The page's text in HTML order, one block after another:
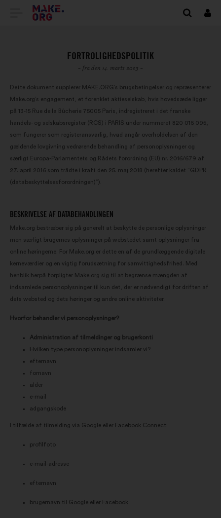
TILBAGE
MAKE.ORG’S
STARTSIDE
Log
FORTROLIGHEDSPOLITIK
- fra den 14. marts 2023 -
Dette dokument supplerer MAKE.ORG’s brugsbetingelser og repræsenterer
Make.org’s engagement, et forenklet aktieselskab, hvis hovedsæde ligger
på 13-15 Rue de la Bûcherie 75005 Paris, indregistreret i det franske
handels- og selskabsregister (RCS) i PARIS under nummeret 820 016 095,
som fungerer som registeransvarlig, hvad angår overholdelsen af den
gældende lovgivning vedrørende behandling af personoplysninger og
særligt Europa-Parlamentets og Rådets forordning (EU) nr. 2016/679 af
27. april 2016 som trådte i kraft den 25. maj 2018 (herefter kaldet ”GDPR
(databeskyttelsesforordningen)”).
BESKRIVELSE AF DATABEHANDLINGEN
Make.org bestræber sig på generelt at beskytte de personlige oplysninger
men særligt brugernes oplysninger på webstedet samt oplysninger fra
online høringerne. For Make.org er dette en af de grundlæggende digitale
kerneværdier og en vigtig forudsætning for samvittighedsfrihed. Med
henblik herpå forpligter Make.org sig til at begrænse mængden af
indsamlede personoplysninger til kun det, der er nødvendigt for driften af
dets websted og dets høringer og andre online aktiviteter.
Hvorfor behandler vi personoplysninger?
Administration af tilmeldinger og brugerkonti
Hvilken type personoplysninger indsamler vi?
efternavn
fornavn
alder
e-mail
adgangskode
I tilfælde af tilmelding via Google eller Facebook Connect:
profilfoto
e-mail-adresse
efternavn
brugernavn til Google eller Facebook